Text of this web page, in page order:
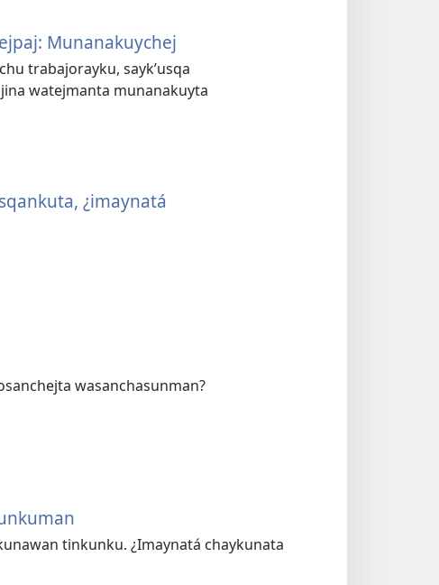
Munanakuychej
trabajorayku, saykʼusqa
watejmanta munanakuyta
¿imaynatá
wasanchasunman?
tinkunku. ¿Imaynatá chaykunata